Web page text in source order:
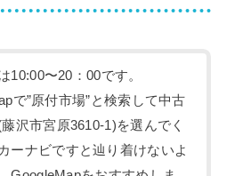
10:00〜20：00です。
で”原付市場”と検索して中古
沢市宮原3610-1)を選んでく
ーナビですと辿り着けないよ